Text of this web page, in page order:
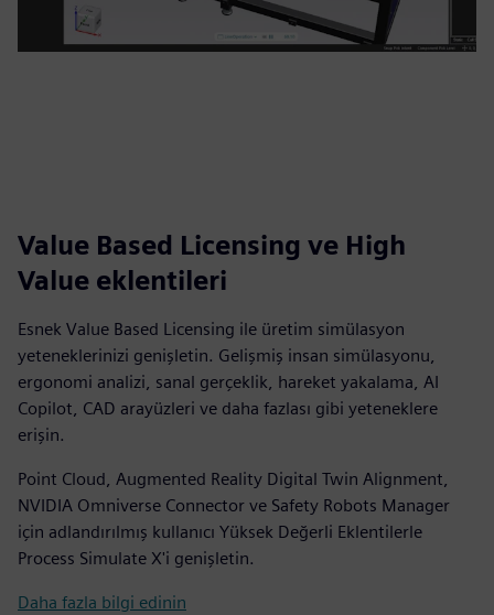
Value Based Licensing ve High
Value eklentileri
Esnek Value Based Licensing ile üretim simülasyon
yeteneklerinizi genişletin. Gelişmiş insan simülasyonu,
ergonomi analizi, sanal gerçeklik, hareket yakalama, AI
Copilot, CAD arayüzleri ve daha fazlası gibi yeteneklere
erişin.
Point Cloud, Augmented Reality Digital Twin Alignment,
NVIDIA Omniverse Connector ve Safety Robots Manager
için adlandırılmış kullanıcı Yüksek Değerli Eklentilerle
Process Simulate X'i genişletin.
Daha fazla bilgi edinin